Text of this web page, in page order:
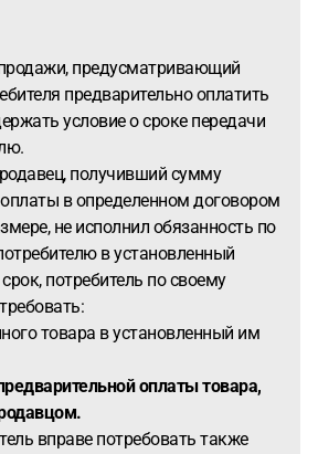
предусматривающий
предварительно оплатить
условие о сроке передачи
получивший сумму
в определенном договором
не исполнил обязанность по
в установленный
потребитель по своему
товара в установленный им
оплаты товара,
вправе потребовать также